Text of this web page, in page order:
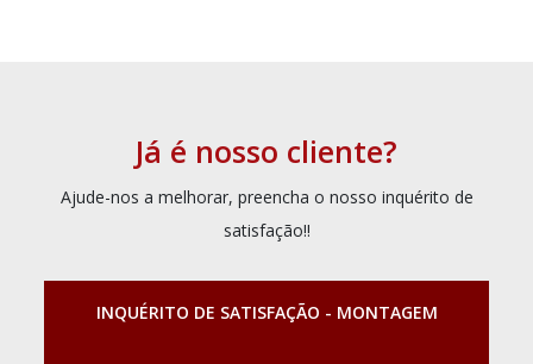
Já é nosso cliente?
Ajude-nos a melhorar, preencha o nosso inquérito de
satisfação!!
INQUÉRITO DE SATISFAÇÃO - MONTAGEM